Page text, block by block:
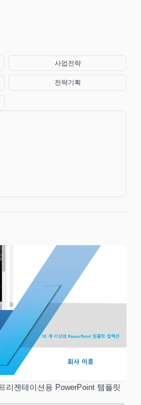
사업전략
전략기획
리젠테이션용 PowerPoint 템플릿